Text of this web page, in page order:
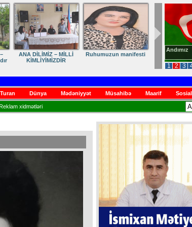
1 2 3
Andımız
ANA DİLİMİZ – MİLLİ
KİMLİYİMİZDİR
Ruhumuzun manifesti
Turan Dünya Mədəniyyət Müsahibə Maarif
xidmətləri